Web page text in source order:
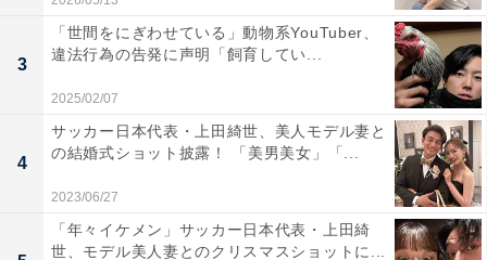
3
「世間をにぎわせている」動物系YouTuber、
違法行為の告発に声明「飼育してい...
2025/02/07
4
サッカー日本代表・上田綺世、美人モデル妻と
の結婚式ショット披露！ 「美男美女」「...
2023/06/27
「年々イケメン」サッカー日本代表・上田綺
世、モデル美人妻とのクリスマスショットに...